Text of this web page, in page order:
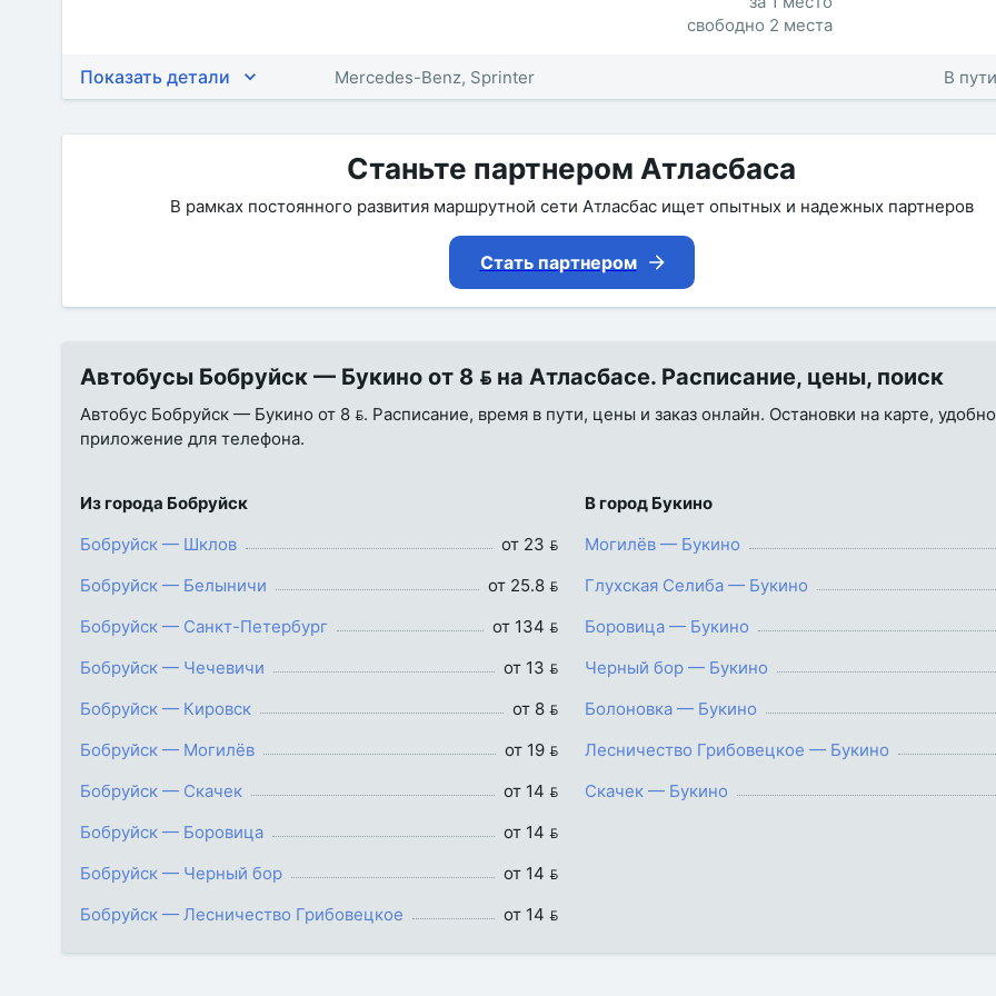
свободно 2 места
Показать детали Mercedes-Benz, Sprinter В
Станьте партнером Атласбаса
В рамках постоянного развития маршрутной сети Атласбас ищет опытных и надежных партнеров
Стать партнером
Автобусы Бобруйск — Букино от 8  на Атласбасе. Расписание, цены, поиск
Автобус Бобруйск — Букино от 8 . Расписание, время в пути, цены и заказ онлайн. Остановки на карте,
приложение для телефона.
Из города Бобруйск
Бобруйск — Шклов
от 23 
Бобруйск — Белыничи
от 25.8 
Бобруйск — Санкт-Петербург
от 134 
Бобруйск — Чечевичи
от 13 
Бобруйск — Кировск
от 8 
Бобруйск — Могилёв
от 19 
Бобруйск — Скачек
от 14 
Бобруйск — Боровица
от 14 
Бобруйск — Черный бор
от 14 
Бобруйск — Лесничество Грибовецкое
от 14 
В город Букино
Могилёв — Букино
Глухская Селиба — Букино
Боровица — Букино
Черный бор — Букино
Болоновка — Букино
Лесничество Грибовецкое — Букино
Скачек — Букино